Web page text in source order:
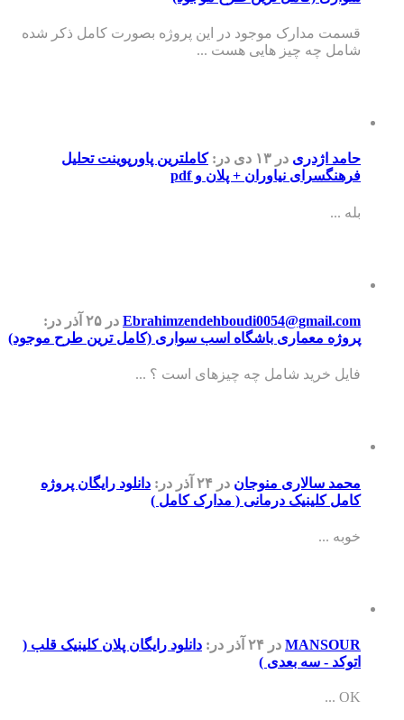
قسمت مدارک موجود در این پروژه بصورت کامل ذکر شده
شامل چه چیز هایی هست ...
حامد اژدری در ۱۳ دی در: کاملترین پاورپوینت تحلیل
فرهنگسرای نیاوران + پلان و pdf
بله ...
Ebrahimzendehboudi0054@gmail.com در ۲۵ آذر
در:
پروژه معماری باشگاه اسب سواری (کامل ترین طرح موجود)
فایل خرید شامل چه چیزهای است ؟ ...
محمد سالاری منوجان در ۲۴ آذر در: دانلود رایگان پروژه
کامل کلینیک درمانی ( مدارک کامل )
خوبه ...
MANSOUR در ۲۴ آذر در: دانلود رایگان پلان کلینیک قلب (
اتوکد - سه بعدی )
OK ...